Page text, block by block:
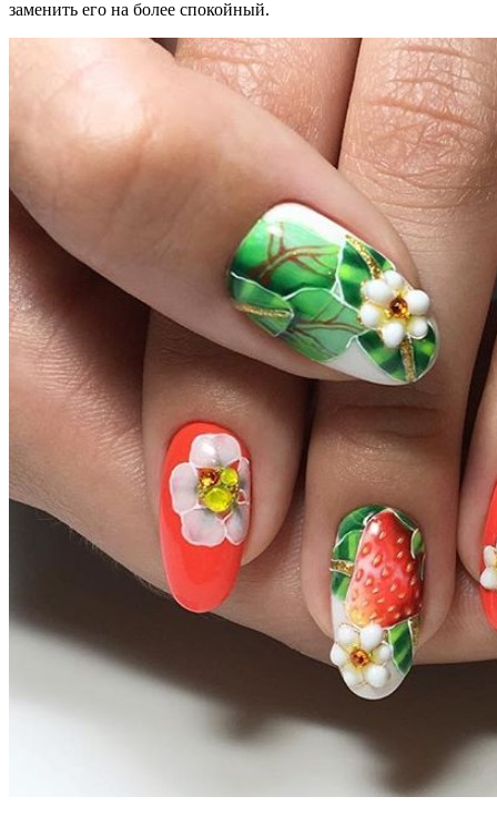
заменить его на более спокойный.